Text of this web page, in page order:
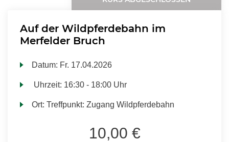
Auf der Wildpferdebahn im
Merfelder Bruch
Datum: Fr. 17.04.2026
Uhrzeit: 16:30 - 18:00 Uhr
Ort:Treffpunkt: Zugang Wildpferdebahn
10,00 €